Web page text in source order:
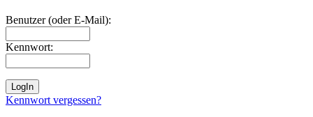
Benutzer (oder E-Mail):
Kennwort:
Kennwort vergessen?